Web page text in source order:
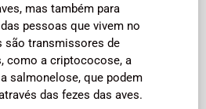
mas também para
pessoas que vivem no
são transmissores de
como a criptococose, a
salmonelose, que podem
das fezes das aves.